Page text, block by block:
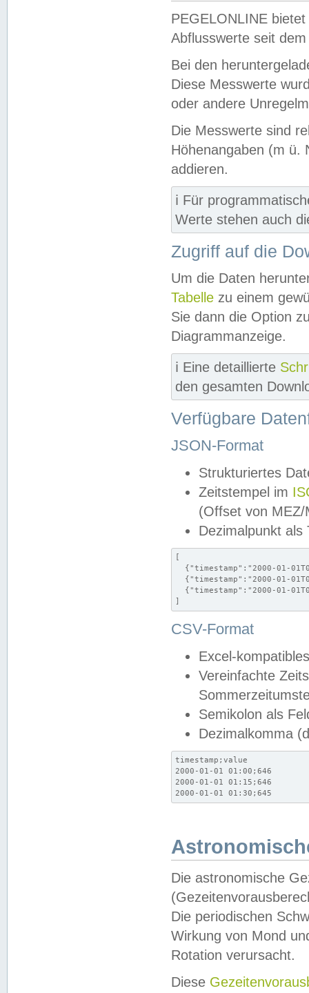
PEGELONLINE
Abflusswerte seit
Bei den
Diese Messwerte
oder andere
Die Messwerte sind
Höhenangaben (m ü.
addieren.
ℹ️ Für
Werte stehen auch
Zugriff auf die
Um die Daten
Tabelle zu einem
Sie dann die Option
Diagrammanzeige.
ℹ️ Eine detaillierte
den gesamten
Verfügbare
JSON-Format
Strukturiertes
Zeitstempel im
(Offset von MEZ/
Dezimalpunkt als
[
{"timestamp":"2000-01-
{"timestamp":"2000-01-
{"timestamp":"2000-01-
]
CSV-Format
Excel-
Vereinfachte
Semikolon als
Dezimalkomma
timestamp;value
2000-01-01 01:00;646
2000-01-01 01:15;646
2000-01-01 01:30;645
Die astronomische
Die periodischen
Wirkung von Mond
Rotation verursacht.
Diese